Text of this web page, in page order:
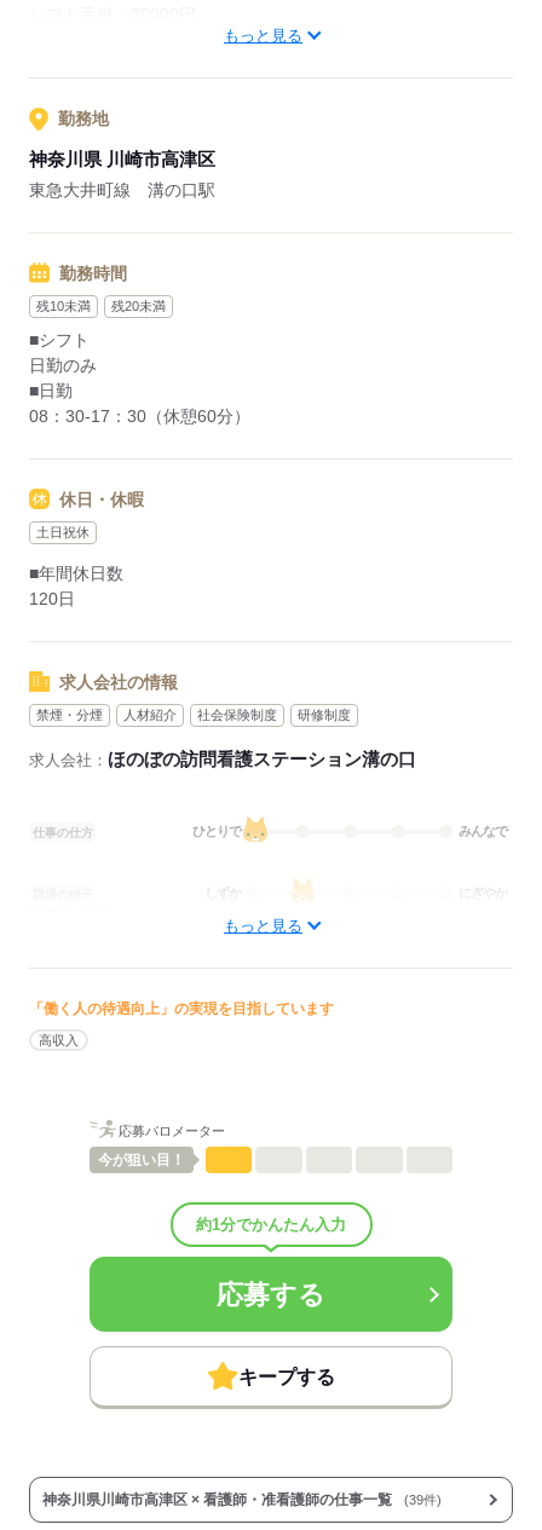
もっと見る
勤務地
神奈川県 川崎市高津区
東急大井町線 溝の口駅
勤務時間
残10未満 残20未満
■シフト
日勤のみ
■日勤
08：30-17：30（休憩60分）
休日・休暇
土日祝休
■年間休日数
120日
求人会社の情報
禁煙・分煙 人材紹介 社会保険制度 研修制度
求人会社： ほのぼの訪問看護ステーション溝の口
仕事の仕方 ひとりで みんなで
にぎやか
■賞与：2ヶ月/年
■賞与備考：なし
■試用期間：6ヶ月「雇用形態・給与は同条件」
・運転手当：15,000～20,000円（電動自転車
50ccバイク
125ccバイク運転の場合）
・訪問手当：月の訪問時間が80時間を超えてから
1時間につき2,000円～4,000円支給（月平均10～20時間）
・主任手当：20,000円（主任になった場合）
応募する
もっと見る
「働く人の待遇向上」の実現を目指しています
高収入
応募バロメーター
今が狙い目！
約1分でかんたん入力
応募する
キープする
神奈川県川崎市高津区 × 看護師・准看護師の仕事一覧 (39件)